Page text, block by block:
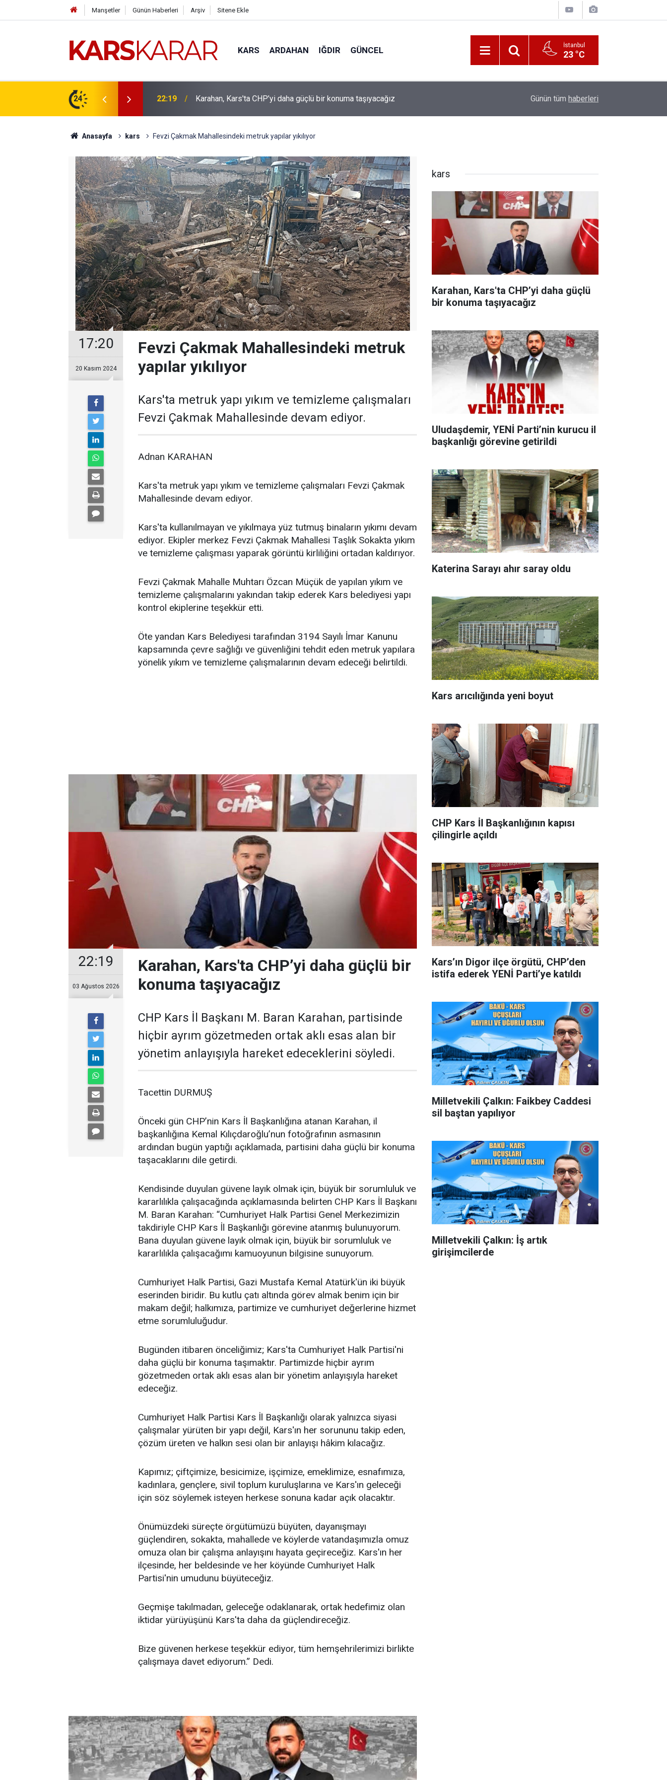
Manşetler Günün Haberleri Arşiv Sitene Ekle
KARS ARDAHAN IĞDIR GÜNCEL İstanbul
23 °C
24
bir konuma taşıyacağız 16:15 Uludaşdemir, YENİ Parti’nin kurucu il başkanlığı görevine getirildi Katerina Sarayı ahır saray oldu
Günün tüm haberleri
Anasayfa kars Fevzi Çakmak Mahallesindeki metruk yapılar yıkılıyor
17:20
20 Kasım 2024
Fevzi Çakmak Mahallesindeki metruk
yapılar yıkılıyor
Kars'ta metruk yapı yıkım ve temizleme çalışmaları
Fevzi Çakmak Mahallesinde devam ediyor.
Adnan KARAHAN
Kars'ta metruk yapı yıkım ve temizleme çalışmaları Fevzi Çakmak
Mahallesinde devam ediyor.
Kars'ta kullanılmayan ve yıkılmaya yüz tutmuş binaların yıkımı devam
ediyor. Ekipler merkez Fevzi Çakmak Mahallesi Taşlık Sokakta yıkım
ve temizleme çalışması yaparak görüntü kirliliğini ortadan kaldırıyor.
Fevzi Çakmak Mahalle Muhtarı Özcan Müçük de yapılan yıkım ve
temizleme çalışmalarını yakından takip ederek Kars belediyesi yapı
kontrol ekiplerine teşekkür etti.
Öte yandan Kars Belediyesi tarafından 3194 Sayılı İmar Kanunu
kapsamında çevre sağlığı ve güvenliğini tehdit eden metruk yapılara
yönelik yıkım ve temizleme çalışmalarının devam edeceği belirtildi.
22:19
03 Ağustos 2026
Karahan, Kars'ta CHP’yi daha güçlü bir
konuma taşıyacağız
CHP Kars İl Başkanı M. Baran Karahan, partisinde
hiçbir ayrım gözetmeden ortak aklı esas alan bir
yönetim anlayışıyla hareket edeceklerini söyledi.
Tacettin DURMUŞ
Önceki gün CHP’nin Kars İl Başkanlığına atanan Karahan, il
başkanlığına Kemal Kılıçdaroğlu’nun fotoğrafının asmasının
ardından bugün yaptığı açıklamada, partisini daha güçlü bir konuma
taşacaklarını dile getirdi.
Kendisinde duyulan güvene layık olmak için, büyük bir sorumluluk ve
kararlılıkla çalışacağında açıklamasında belirten CHP Kars İl Başkanı
M. Baran Karahan: “Cumhuriyet Halk Partisi Genel Merkezimizin
takdiriyle CHP Kars İl Başkanlığı görevine atanmış bulunuyorum.
Bana duyulan güvene layık olmak için, büyük bir sorumluluk ve
kararlılıkla çalışacağımı kamuoyunun bilgisine sunuyorum.
Cumhuriyet Halk Partisi, Gazi Mustafa Kemal Atatürk'ün iki büyük
eserinden biridir. Bu kutlu çatı altında görev almak benim için bir
makam değil; halkımıza, partimize ve cumhuriyet değerlerine hizmet
etme sorumluluğudur.
Bugünden itibaren önceliğimiz; Kars'ta Cumhuriyet Halk Partisi'ni
daha güçlü bir konuma taşımaktır. Partimizde hiçbir ayrım
gözetmeden ortak aklı esas alan bir yönetim anlayışıyla hareket
edeceğiz.
Cumhuriyet Halk Partisi Kars İl Başkanlığı olarak yalnızca siyasi
çalışmalar yürüten bir yapı değil, Kars'ın her sorununu takip eden,
çözüm üreten ve halkın sesi olan bir anlayışı hâkim kılacağız.
Kapımız; çiftçimize, besicimize, işçimize, emeklimize, esnafımıza,
kadınlara, gençlere, sivil toplum kuruluşlarına ve Kars'ın geleceği
için söz söylemek isteyen herkese sonuna kadar açık olacaktır.
Önümüzdeki süreçte örgütümüzü büyüten, dayanışmayı
güçlendiren, sokakta, mahallede ve köylerde vatandaşımızla omuz
omuza olan bir çalışma anlayışını hayata geçireceğiz. Kars'ın her
ilçesinde, her beldesinde ve her köyünde Cumhuriyet Halk
Partisi'nin umudunu büyüteceğiz.
Geçmişe takılmadan, geleceğe odaklanarak, ortak hedefimiz olan
iktidar yürüyüşünü Kars'ta daha da güçlendireceğiz.
Bize güvenen herkese teşekkür ediyor, tüm hemşehrilerimizi birlikte
çalışmaya davet ediyorum.” Dedi.
kars
Karahan, Kars'ta CHP’yi daha güçlü
bir konuma taşıyacağız
Uludaşdemir, YENİ Parti’nin kurucu il
başkanlığı görevine getirildi
Katerina Sarayı ahır saray oldu
Kars arıcılığında yeni boyut
CHP Kars İl Başkanlığının kapısı
çilingirle açıldı
Kars’ın Digor ilçe örgütü, CHP’den
istifa ederek YENİ Parti’ye katıldı
Milletvekili Çalkın: Faikbey Caddesi
sil baştan yapılıyor
Milletvekili Çalkın: İş artık
girişimcilerde